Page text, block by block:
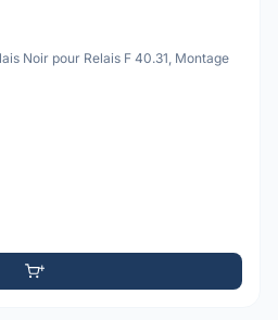
Noir pour Relais F 40.31, Montage